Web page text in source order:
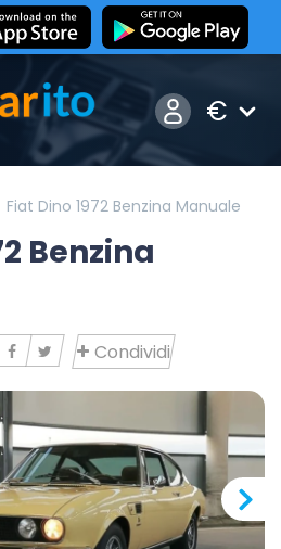
€
Fiat Dino 1972 Benzina Manuale
Benzina
Condividi